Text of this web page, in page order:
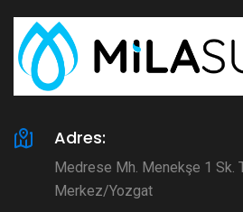
Adres:
Medrese Mh. Menekşe 1 Sk.
Merkez/Yozgat